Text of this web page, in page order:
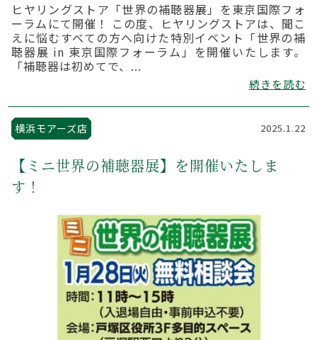
ヒヤリングストア「世界の補聴器展」を東京国際フォ
ーラムにて開催！ この度、ヒヤリングストアは、聞こ
えに悩むすべての方へ向けた特別イベント「世界の補
聴器展 in 東京国際フォーラム」を開催いたします。
「補聴器は初めてで、...
続きを読む
横浜モアーズ店 2025.1.22
【ミニ世界の補聴器展】を開催いたしま
す！